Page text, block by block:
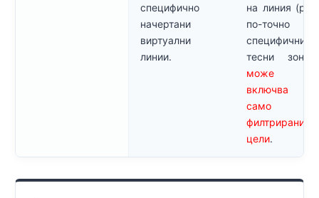
специфично
начертани
виртуални
линии.
на линия
по-точно
специфични
тесни
може
включва
само
филтрирани
цели.